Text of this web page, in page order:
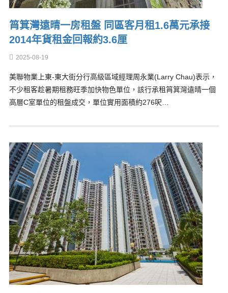
筲箕灣遠晴一房租盤 同區客月租1.6萬元承接
2014年貨租金回報約3.6厘
2025-08-19
美聯物業上東-東大街分行高級區域經理周永業(Larry Chau)表示，
不少租客趁暑期租務旺季加快物色單位，該行承租筲箕灣遠晴一個
高層C室單位的租盤成交，單位實用面積約276呎…